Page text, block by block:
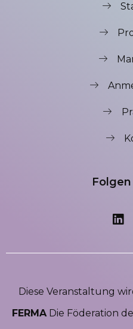
Folgen
Diese Veranstaltung
FERMADie Föderation